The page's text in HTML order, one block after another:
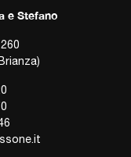
e Stefano